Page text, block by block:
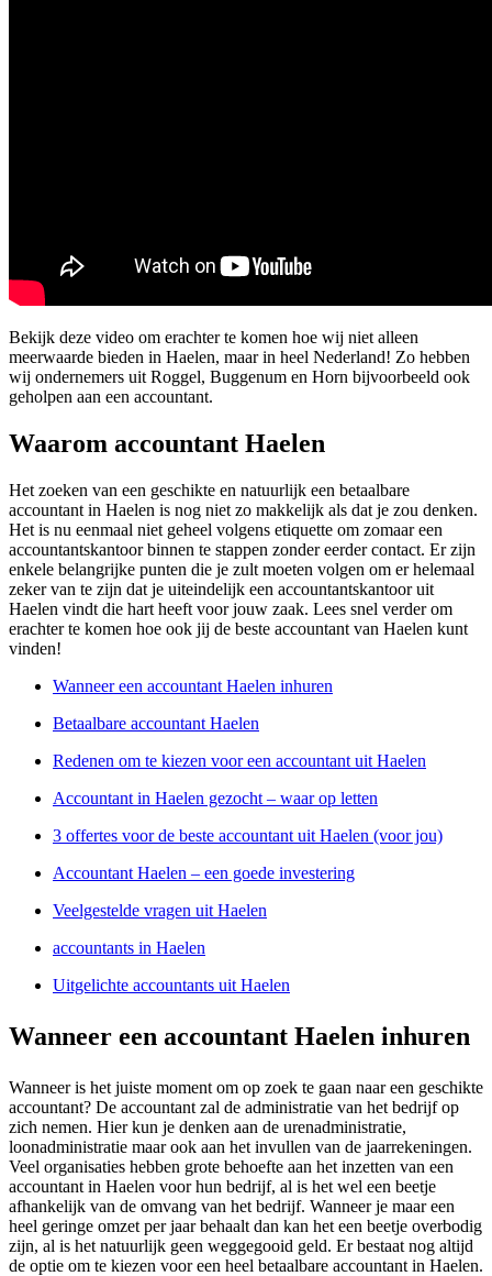
Bekijk deze video om erachter te komen hoe wij niet alleen
meerwaarde bieden in Haelen, maar in heel Nederland! Zo hebben
wij ondernemers uit Roggel, Buggenum en Horn bijvoorbeeld ook
geholpen aan een accountant.
Waarom accountant Haelen
Het zoeken van een geschikte en natuurlijk een betaalbare
accountant in Haelen is nog niet zo makkelijk als dat je zou denken.
Het is nu eenmaal niet geheel volgens etiquette om zomaar een
accountantskantoor binnen te stappen zonder eerder contact. Er zijn
enkele belangrijke punten die je zult moeten volgen om er helemaal
zeker van te zijn dat je uiteindelijk een accountantskantoor uit
Haelen vindt die hart heeft voor jouw zaak. Lees snel verder om
erachter te komen hoe ook jij de beste accountant van Haelen kunt
vinden!
Wanneer een accountant Haelen inhuren
Betaalbare accountant Haelen
Redenen om te kiezen voor een accountant uit Haelen
Accountant in Haelen gezocht – waar op letten
3 offertes voor de beste accountant uit Haelen (voor jou)
Accountant Haelen – een goede investering
Veelgestelde vragen uit Haelen
accountants in Haelen
Uitgelichte accountants uit Haelen
Wanneer een accountant Haelen inhuren
Wanneer is het juiste moment om op zoek te gaan naar een geschikte
accountant? De accountant zal de administratie van het bedrijf op
zich nemen. Hier kun je denken aan de urenadministratie,
loonadministratie maar ook aan het invullen van de jaarrekeningen.
Veel organisaties hebben grote behoefte aan het inzetten van een
accountant in Haelen voor hun bedrijf, al is het wel een beetje
afhankelijk van de omvang van het bedrijf. Wanneer je maar een
heel geringe omzet per jaar behaalt dan kan het een beetje overbodig
zijn, al is het natuurlijk geen weggegooid geld. Er bestaat nog altijd
de optie om te kiezen voor een heel betaalbare accountant in Haelen.